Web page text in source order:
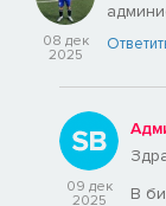
08 дек
2025
09 дек
2025
В